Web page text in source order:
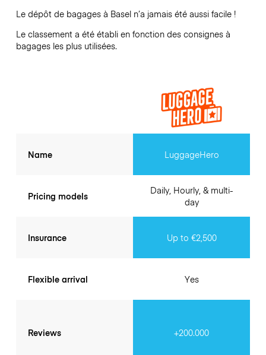
Le dépôt de bagages à Baseln’a jamais été aussi facile !
Le classement a été établi en fonction des consignes à
bagages les plus utilisées.
Name
Pricing models
Insurance
Flexible arrival
Reviews
LuggageHero
Daily, Hourly, & multi-
day
Up to €2,500
Yes
+200.000